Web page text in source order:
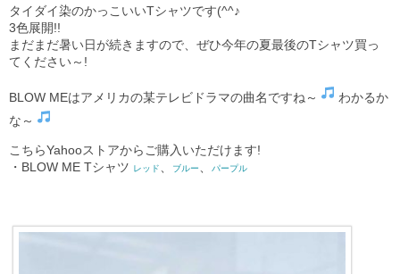
タイダイ染のかっこいいTシャツです(^^♪
3色展開!!
まだまだ暑い日が続きますので、ぜひ今年の夏最後のTシャツ買っ
てください～!
BLOW MEはアメリカの某テレビドラマの曲名ですね～
わかるか
な～
こちらYahooストアからご購入いただけます!
・BLOW ME Tシャツ
レッド、 ブルー、 パープル